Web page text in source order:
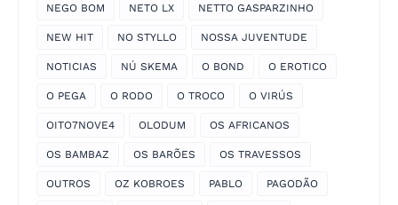
NEGO BOM NETO LX NETTO GASPARZINHO
NEW HIT NO STYLLO NOSSA JUVENTUDE
NOTICIAS NÚ SKEMA O BOND O EROTICO
O PEGA O RODO O TROCO O VIRÚS
OITO7NOVE4 OLODUM OS AFRICANOS
OS BAMBAZ OS BARÕES OS TRAVESSOS
OUTROS OZ KOBROES PABLO PAGODÃO